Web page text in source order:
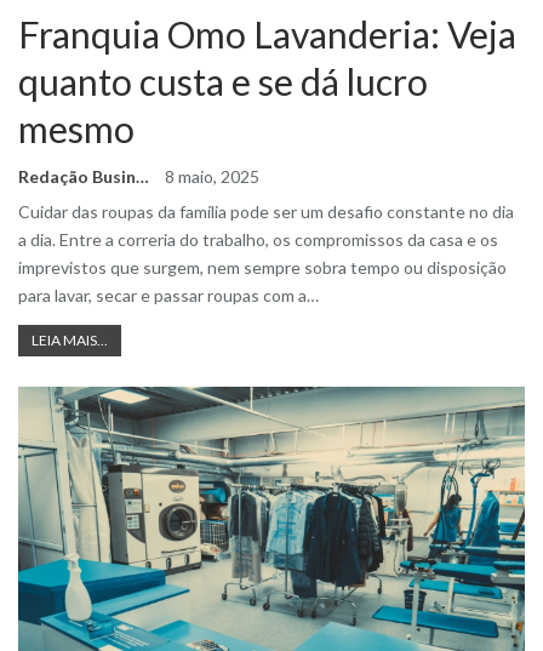
Franquia Omo Lavanderia: Veja
quanto custa e se dá lucro
mesmo
Redação Business Ideas
8 maio, 2025
Cuidar das roupas da família pode ser um desafio constante no dia
a dia. Entre a correria do trabalho, os compromissos da casa e os
imprevistos que surgem, nem sempre sobra tempo ou disposição
para lavar, secar e passar roupas com a…
LEIA MAIS...